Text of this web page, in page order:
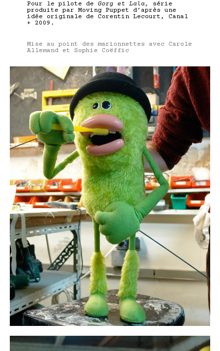
Pour le pilote de Gorg et Lala,
série
produite par Moving Puppet d’après une
idée originale de Corentin Lecourt, Canal
+ 2009.
Mise au point des marionnettes avec Carole
Allemand et Sophie Coëffic